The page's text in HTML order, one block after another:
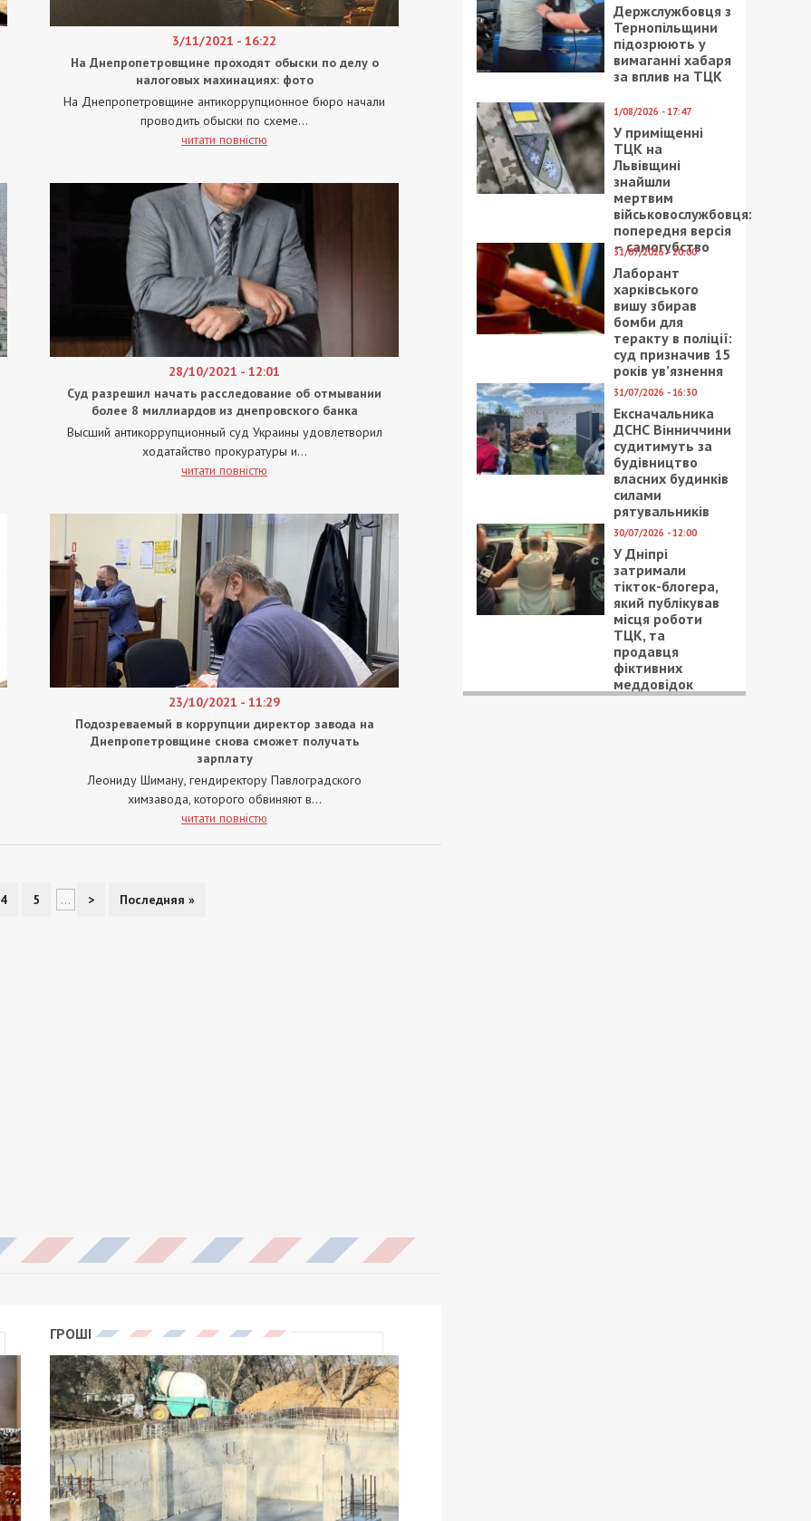
3/11/2021 - 16:22
На Днепропетровщине проходят обыски по делу о
налоговых махинациях: фото
На Днепропетровщине антикоррупционное бюро начали
проводить обыски по схеме...
читати повністю
28/10/2021 - 12:01
Суд разрешил начать расследование об отмывании
более 8 миллиардов из днепровского банка
Высший антикоррупционный суд Украины удовлетворил
ходатайство прокуратуры и...
читати повністю
23/10/2021 - 11:29
Подозреваемый в коррупции директор завода на
Днепропетровщине снова сможет получать
зарплату
Леониду Шиману, гендиректору Павлоградского
химзавода, которого обвиняют в...
читати повністю
4 5 ... > Последняя »
ГРОШІ
Держслужбовця з
Тернопільщини
підозрюють у
вимаганні хабаря
за вплив на ТЦК
1/08/2026 - 17:47
У приміщенні
ТЦК на
Львівщині
знайшли
мертвим
військовослужбовця:
попередня версія
– самогубство
31/07/2026 - 20:00
Лаборант
харківського
вишу збирав
бомби для
теракту в поліції:
суд призначив 15
років ув’язнення
31/07/2026 - 16:30
Ексначальника
ДСНС Вінниччини
судитимуть за
будівництво
власних будинків
силами
рятувальників
30/07/2026 - 12:00
У Дніпрі
затримали
тікток-блогера,
який публікував
місця роботи
ТЦК, та
продавця
фіктивних
меддовідок